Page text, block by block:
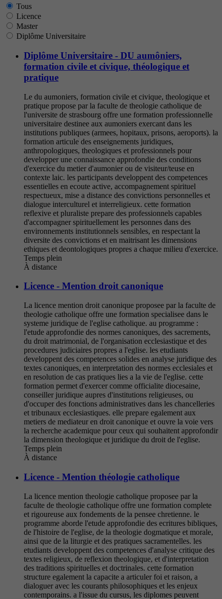
Tous
Licence
Master
Diplôme Universitaire
Diplôme Universitaire - DU aumôniers,
formation civile et civique, théologique et
pratique
Le du aumoniers, formation civile et civique, theologique et
pratique propose par la faculte de theologie catholique de
l'universite de strasbourg offre une formation professionnelle
universitaire destinee aux aumoniers exercant dans les
institutions publiques (armees, hopitaux, prisons, aeroports). la
formation articule des enseignements juridiques,
anthropologiques, theologiques et professionnels pour
developper une connaissance approfondie des conditions
d'exercice du metier d'aumonier ou de visiteur/teuse en
contexte laic. les participants developpent des competences
essentielles en ecoute active, accompagnement spirituel
respectueux, mise a distance des convictions personnelles et
dialogue interculturel et interreligieux. cette formation
reflexive et pluraliste prepare des professionnels capables
d'accompagner spirituellement les personnes dans des
environnements institutionnels sensibles, en respectant la
diversite des convictions et en maitrisant les dimensions
ethiques et deontologiques propres a chaque milieu d'exercice.
Temps plein
À distance
Licence - Mention droit canonique
La licence mention droit canonique proposee par la faculte de
theologie catholique offre une formation specialisee dans le
systeme juridique de l'eglise catholique. au programme :
l'etude approfondie des normes canoniques, des sacrements,
du droit matrimonial, de l'organisation ecclesiastique et des
procedures judiciaires propres a l'eglise. les etudiants
developpent des competences solides en analyse juridique des
textes canoniques, en interpretation des normes ecclesiales et
en resolution de cas pratiques lies a la vie de l'eglise. cette
formation permet d'exercer comme officialite diocesaine,
conseiller juridique aupres d'institutions religieuses, ou
d'occuper des fonctions administratives dans les chancelleries
et tribunaux ecclesiastiques. elle prepare egalement aux
metiers de mediateur en droit canonique et ouvre la voie vers
la recherche academique pour ceux qui souhaitent approfondir
la dimension theologique et juridique du droit de l'eglise.
Temps plein
À distance
Licence - Mention théologie catholique
La licence mention theologie catholique proposee par la
faculte de theologie catholique offre une formation complete
et rigoureuse aux fondements de la pensee chretienne. le
programme aborde l'etude approfondie des ecritures bibliques,
de l'histoire de l'eglise, de la theologie dogmatique et morale,
ainsi que de la liturgie et des pratiques sacramentelles. les
etudiants developpent des competences d'analyse critique des
textes religieux, de reflexion theologique, et d'interpretation
des traditions spirituelles et doctrinales. cette formation
structure egalement la capacite a articuler foi et raison, a
dialoguer avec les courants philosophiques et les enjeux
contemporains. a l'issue du cursus, les diplomes peuvent